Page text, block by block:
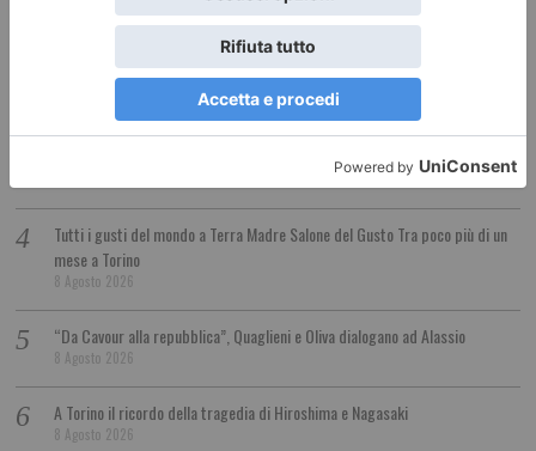
Lite sulla strada, poi l’auto contro il gruppo: sei ciclisti feriti a Lanzo, uno
Trenitalia: modifiche linea Cuneo Fossano Ventimiglia
Tutti i gusti del mondo a Terra Madre Salone del Gusto Tra poco più di un
mese a Torino
8 Agosto 2026
“Da Cavour alla repubblica”, Quaglieni e Oliva dialogano ad Alassio
8 Agosto 2026
A Torino il ricordo della tragedia di Hiroshima e Nagasaki
8 Agosto 2026